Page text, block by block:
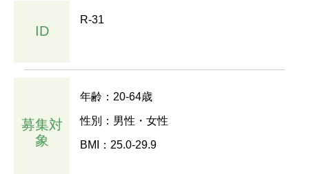
ID
R-31
募集対
象
年齢：20-64歳
性別：男性・女性
BMI：25.0-29.9